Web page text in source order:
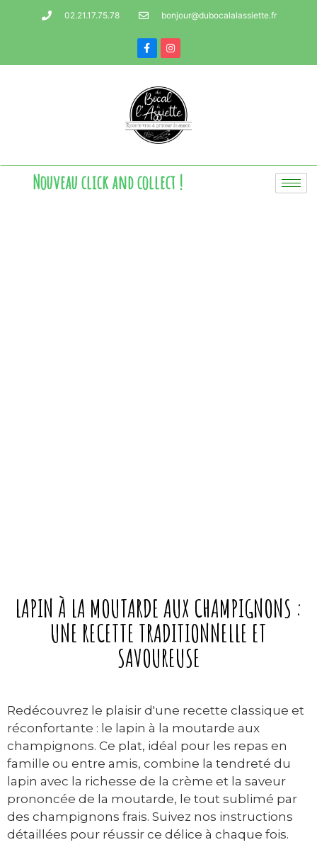
02.21.17.75.78 bonjour@dubocalalassiette.fr
Nouveau click and collect !
LAPIN À LA MOUTARDE AUX CHAMPIGNONS :
UNE RECETTE TRADITIONNELLE ET
SAVOUREUSE
Redécouvrez le plaisir d'une recette classique et
réconfortante : le lapin à la moutarde aux
champignons. Ce plat, idéal pour les repas en
famille ou entre amis, combine la tendreté du
lapin avec la richesse de la crème et la saveur
prononcée de la moutarde, le tout sublimé par
des champignons frais. Suivez nos instructions
détaillées pour réussir ce délice à chaque fois.